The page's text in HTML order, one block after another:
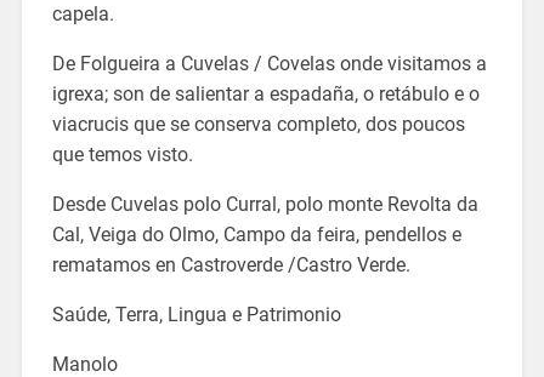
capela.
De Folgueira a Cuvelas / Covelas onde visitamos a
igrexa; son de salientar a espadaña, o retábulo e o
viacrucis que se conserva completo, dos poucos
que temos visto.
Desde Cuvelas polo Curral, polo monte Revolta da
Cal, Veiga do Olmo, Campo da feira, pendellos e
rematamos en Castroverde /Castro Verde.
Saúde, Terra, Lingua e Patrimonio
Manolo